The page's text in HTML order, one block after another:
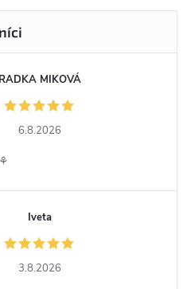
RADKA MIKOVÁ
6.8.2026
Iveta
3.8.2026